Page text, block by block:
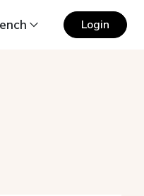
Login